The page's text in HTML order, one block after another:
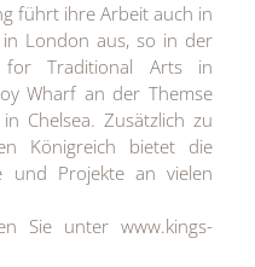
führt ihre Arbeit auch in
London aus, so in der
for Traditional Arts in
Wharf an der Themse
Chelsea. Zusätzlich zu
Königreich bietet die
und Projekte an vielen
Sie unter www.kings-